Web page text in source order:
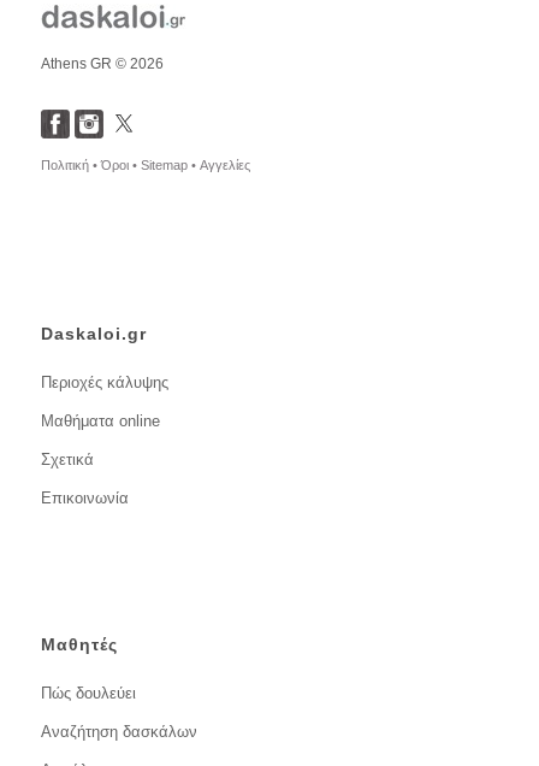
Athens GR © 2026
Πολιτική •Όροι • Sitemap • Αγγελίες
Daskaloi.gr
Περιοχές κάλυψης
Μαθήματα online
Σχετικά
Επικοινωνία
Μαθητές
Πώς δουλεύει
Αναζήτηση δασκάλων